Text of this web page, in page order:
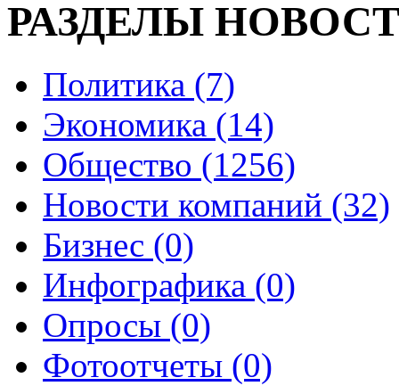
РАЗДЕЛЫ
Политика (7)
Экономика (14)
Общество (1256)
Новости компаний (32)
Бизнес (0)
Инфографика (0)
Опросы (0)
Фотоотчеты (0)